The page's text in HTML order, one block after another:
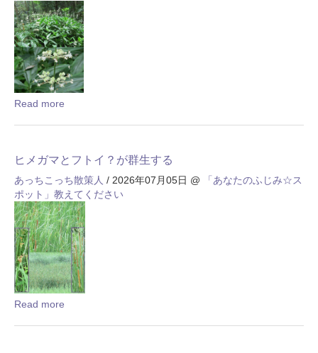
Read more
ヒメガマとフトイ？が群生する
あっちこっち散策人 / 2026年07月05日 @
「あなたのふじみ☆ス
ポット」教えてください
Read more